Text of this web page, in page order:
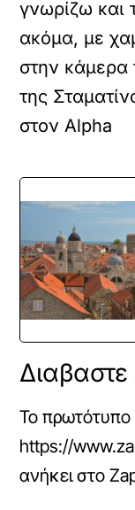
γνωρίζω
ακόμα, με
στην κάμερα
της
στον Alpha
Το πρωτότυπο
https://
ανήκει στο